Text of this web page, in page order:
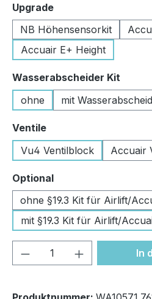
Upgradeauswählen
NB Höhensensorkit
Accuair E+ Height
Wasserabscheider Kit
ohne
mit
Ventileauswählen
Vu4 Ventilblock
Accuair
Optionalauswählen
ohne §19.3 Kit für Airlift/
mit §19.3 Kit für Airlift/
Produkt Anzahl: In